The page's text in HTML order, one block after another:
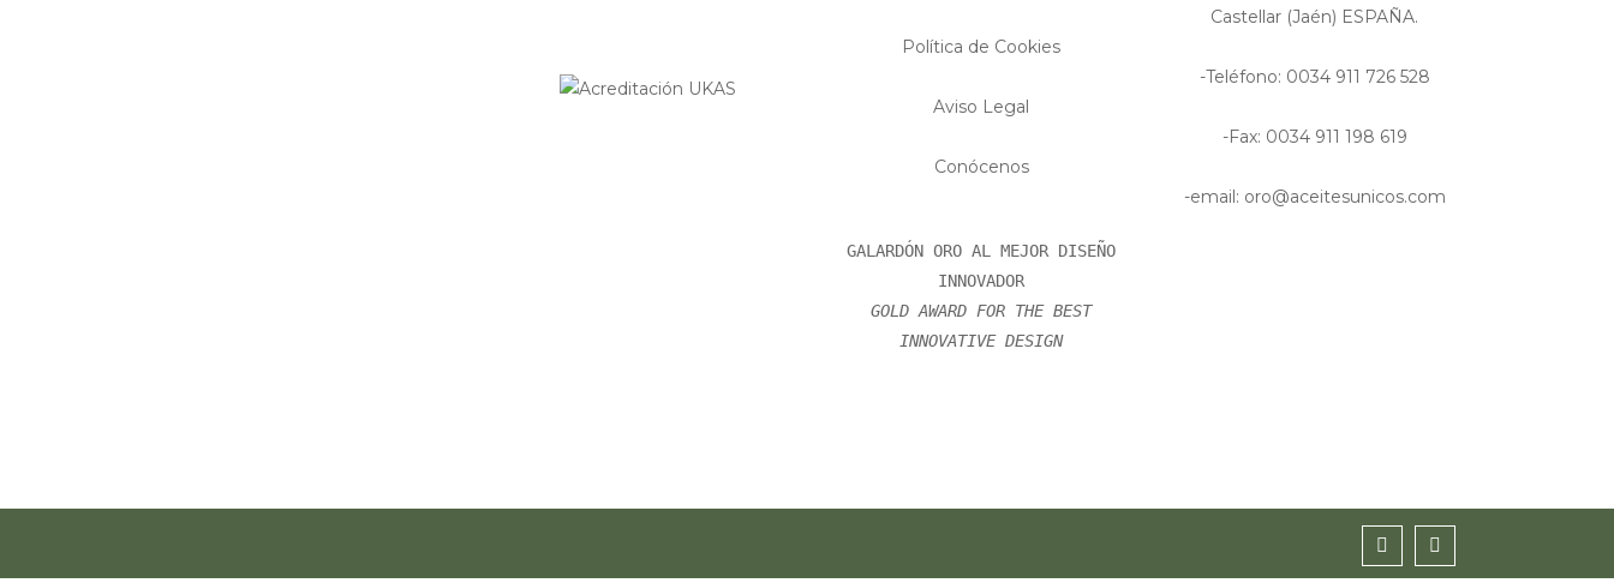
Política de Cookies
Aviso Legal
Conócenos
GALARDÓN ORO AL MEJOR DISEÑO
INNOVADOR
GOLD AWARD FOR THE BEST
INNOVATIVE DESIGN
Castellar (Jaén) ESPAÑA.
-Teléfono: 0034 911 726 528
-Fax: 0034 911 198 619
-email: oro@aceitesunicos.com